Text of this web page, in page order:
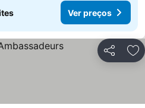
Ver preços
Partilhar